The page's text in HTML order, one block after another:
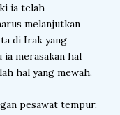
ia telah
melanjutkan
di Irak yang
merasakan hal
hal yang mewah.
pesawat tempur.